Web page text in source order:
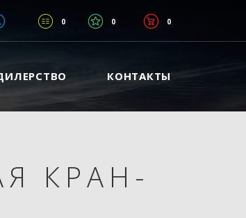
0 0 0
КОНТАКТЫ
КРАН-